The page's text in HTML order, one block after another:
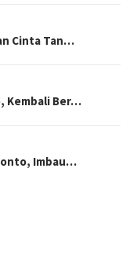
Cinta Tan…
Kembali Ber…
Imbau…